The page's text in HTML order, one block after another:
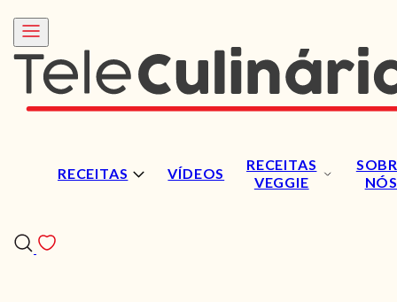
RECEITAS VÍDEOS
RECEITAS
VEGGIE
NÓS